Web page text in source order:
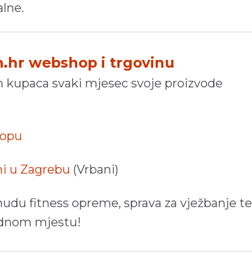
webshop i trgovinu
kupaca svaki mjesec svoje proizvode
u Zagrebu (Vrbani)
fitness opreme, sprava za vježbanje te
mjestu!